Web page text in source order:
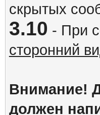
скрытых
3.10 - При
сторонний
Внимание!
должен